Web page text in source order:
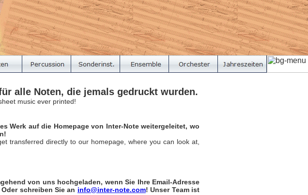
alle Noten, die jemals gedruckt wurden.
music ever printed!
Werk auf die Homepage von Inter-Note weitergeleitet, wo
transferred directly to our homepage, where you can look at,
von uns hochgeladen, wenn Sie Ihre Email-Adresse
schreiben Sie an info@inter-note.com! Unser Team ist